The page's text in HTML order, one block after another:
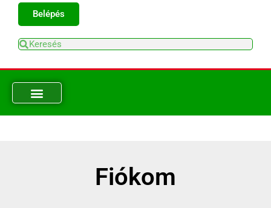
Belépés
Fiókom